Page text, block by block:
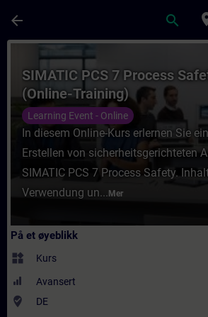
arrow_back search
Kurs - SIMATIC PCS 7
SIMATIC PCS 7 Process
(Online-Training)
Learning Event - Online
In diesem Online-Kurs erlernen Sie
Erstellen von sicherheitsgerichteten
SIMATIC PCS 7 Process Safety.
Verwendung un... Mer
På et øyeblikk
widgets Kurs
Avansert
where_to_vote DE